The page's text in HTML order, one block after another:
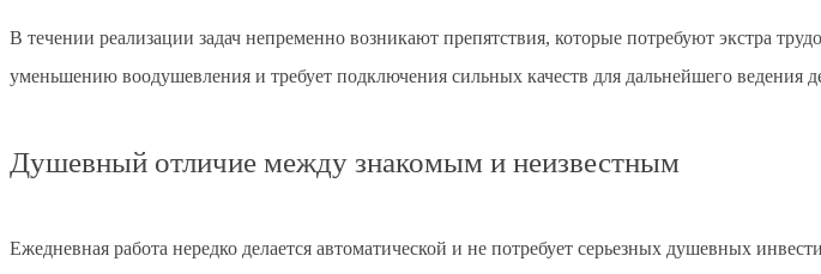
В течении реализации задач непременно возникают препятствия, которые потребуют экстра
уменьшению воодушевления и требует подключения сильных качеств для дальнейшего ведения
Душевный отличие между знакомым и неизвестным
Ежедневная работа нередко делается автоматической и не потребует серьезных душевных